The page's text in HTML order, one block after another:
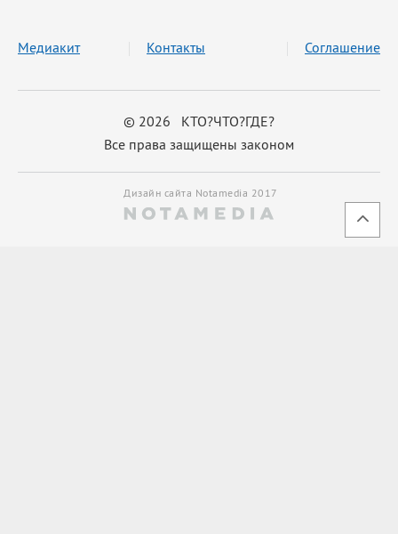
© 2026 КТО?ЧТО?ГДЕ?
Все права защищены законом
Медиакит Контакты Соглашение
Дизайн сайта Notamedia 2017